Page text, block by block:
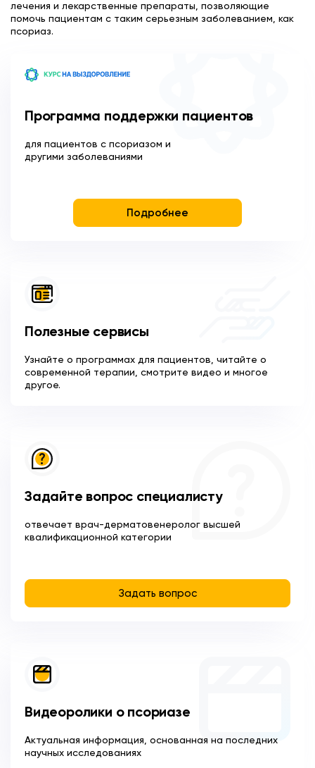
лечения и лекарственные препараты, позволяющие
помочь пациентам с таким серьезным заболеванием, как
псориаз.
Программа поддержки пациентов
для пациентов с псориазом и
другими заболеваниями
Подробнее
Полезные сервисы
Узнайте о программах для пациентов, читайте о
современной терапии, смотрите видео и многое
другое.
Задайте вопрос специалисту
отвечает врач-дерматовенеролог высшей
квалификационной категории
Задать вопрос
Видеоролики о псориазе
Актуальная информация, основанная на последних
научных исследованиях